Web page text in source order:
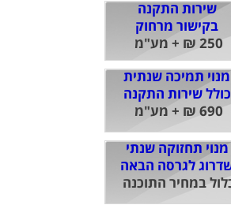
מנוי תחזוקה שנתי
לגרסה הבאה
במחיר התוכנה
מנוי תמיכה שנתית
כולל שירות התקנה
690 ₪ + מע"מ
שירות התקנה
בקישור מרחוק
250 ₪ + מע"מ